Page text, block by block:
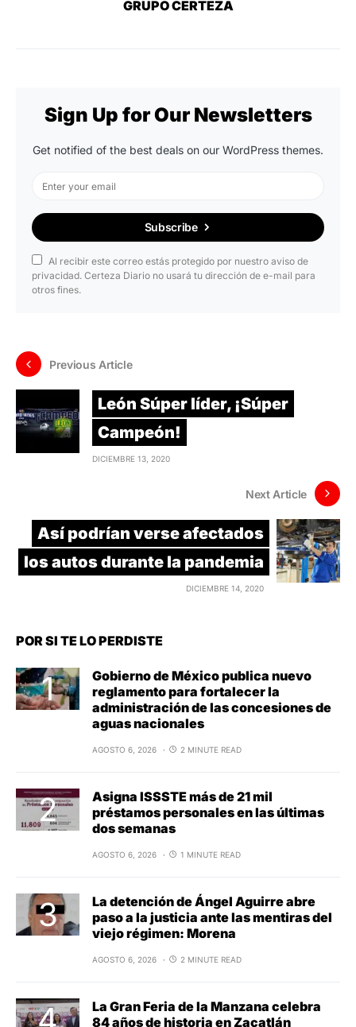
GRUPO CERTEZA
Sign Up for Our Newsletters
Get notified of the best deals on our WordPress themes.
Subscribe
Al recibir este correo estás protegido por nuestro aviso de
privacidad. Certeza Diario no usará tu dirección de e-mail para
otros fines.
Previous Article
León Súper líder, ¡Súper
Campeón!
DICIEMBRE 13, 2020
Next Article
Así podrían verse afectados
los autos durante la pandemia
DICIEMBRE 14, 2020
POR SI TE LO PERDISTE
Gobierno de México publica nuevo
reglamento para fortalecer la
administración de las concesiones de
aguas nacionales
AGOSTO 6, 2026 2 MINUTE READ
Asigna ISSSTE más de 21 mil
préstamos personales en las últimas
dos semanas
AGOSTO 6, 2026 1 MINUTE READ
La detención de Ángel Aguirre abre
paso a la justicia ante las mentiras del
viejo régimen: Morena
AGOSTO 6, 2026 2 MINUTE READ
La Gran Feria de la Manzana celebra
84 años de historia en Zacatlán